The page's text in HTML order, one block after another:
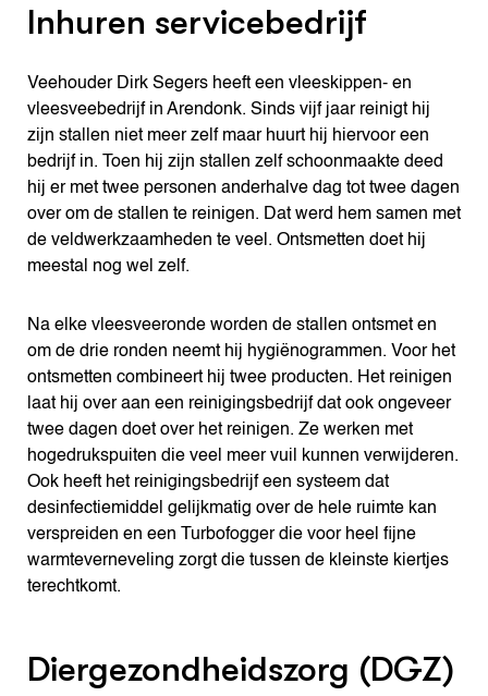
Inhuren servicebedrijf
Veehouder Dirk Segers heeft een vleeskippen- en
vleesveebedrijf in Arendonk. Sinds vijf jaar reinigt hij
zijn stallen niet meer zelf maar huurt hij hiervoor een
bedrijf in. Toen hij zijn stallen zelf schoonmaakte deed
hij er met twee personen anderhalve dag tot twee dagen
over om de stallen te reinigen. Dat werd hem samen met
de veldwerkzaamheden te veel. Ontsmetten doet hij
meestal nog wel zelf.
Na elke vleesveeronde worden de stallen ontsmet en
om de drie ronden neemt hij hygiënogrammen. Voor het
ontsmetten combineert hij twee producten. Het reinigen
laat hij over aan een reinigingsbedrijf dat ook ongeveer
twee dagen doet over het reinigen. Ze werken met
hogedrukspuiten die veel meer vuil kunnen verwijderen.
Ook heeft het reinigingsbedrijf een systeem dat
desinfectiemiddel gelijkmatig over de hele ruimte kan
verspreiden en een Turbofogger die voor heel fijne
warmteverneveling zorgt die tussen de kleinste kiertjes
terechtkomt.
Diergezondheidszorg (DGZ)